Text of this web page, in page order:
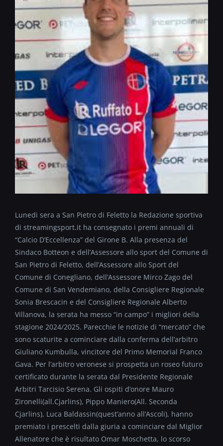
Lunedi sera a San Pietro di Feletto la Redazione sportiva
di streamingsport.it ha consegnato i premi annuali di
“Calcio D’Eccellenza” del Girone B. Alla presenza del
Sindaco Botteon e dell’Assessore allo sport del Comune di
San Pietro di Feletto, dell’Assessore allo Sport del
Comune di Conegliano, dell’Assessore Mirco Zago del
Comune di San Vendemiano, della Consigliere Regionale
Sonia Brescacin e del Consigliere Regionale Alberto
Villanova, la serata ha messo “in campo” i migliori della
stagione 2024/2025. Parecchie le notizie di “mercato” che
sono scaturite a cominciare dalla conferma dell’arbitro
Giuliano Kumbulla, vincitore del Primo Memorial Franco
Gava. Per l’arbitro veronese si prospetta un roseo futuro
certificato durante la serata dal Presidente Regionale
Arbitri Tarcisio Serena. Gli ospiti d’onore Mauro
Zironelli(all.Cjarlins), Pippo Maniero(All. Seconda
Cjarlins), Luca Baldassin(quest’anno all’Ascoli), hanno
premiato i prescelti dalla giuria a cominciare dal Miglior
Allenatore che è risultato Omar Moschetta, lo scorso